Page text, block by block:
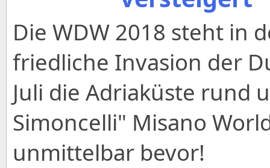
Die WDW 2018 steht in
friedliche Invasion der
Juli die Adriaküste rund
Simoncelli" Misano
unmittelbar bevor!